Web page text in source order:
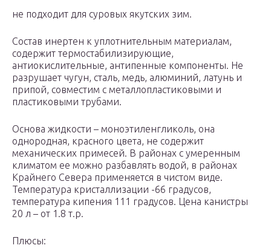
не подходит для суровых якутских зим.
Состав инертен к уплотнительным материалам,
содержит термостабилизирующие,
антиокислительные, антипенные компоненты. Не
разрушает чугун, сталь, медь, алюминий, латунь и
припой, совместим с металлопластиковыми и
пластиковыми трубами.
Основа жидкости – моноэтиленгликоль, она
однородная, красного цвета, не содержит
механических примесей. В районах с умеренным
климатом ее можно разбавлять водой, в районах
Крайнего Севера применяется в чистом виде.
Температура кристаллизации -66 градусов,
температура кипения 111 градусов. Цена канистры
20 л – от 1.8 т.р.
Плюсы: